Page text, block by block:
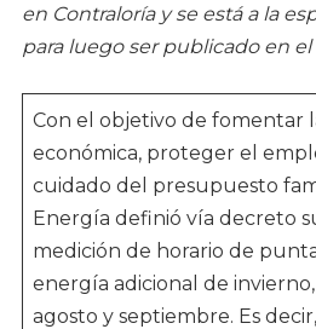
en Contraloría y se está a la
para luego ser publicado en el
Con el objetivo de fomentar
económica, proteger el
cuidado del presupuesto
Energía definió vía decreto
medición de horario de
energía adicional de
agosto y septiembre. Es